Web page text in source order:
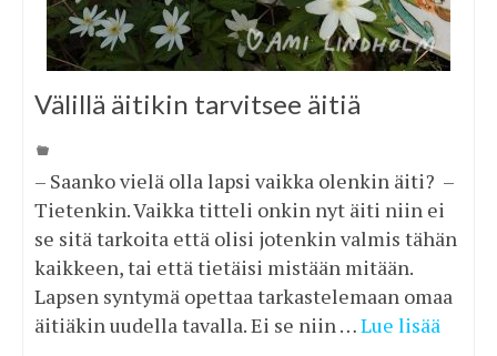
Välillä äitikin tarvitsee äitiä
– Saanko vielä olla lapsi vaikka olenkin äiti? –
Tietenkin. Vaikka titteli onkin nyt äiti niin ei
se sitä tarkoita että olisi jotenkin valmis tähän
kaikkeen, tai että tietäisi mistään mitään.
Lapsen syntymä opettaa tarkastelemaan omaa
äitiäkin uudella tavalla. Ei se niin …Lue lisää